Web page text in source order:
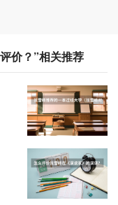
价？”相关推荐